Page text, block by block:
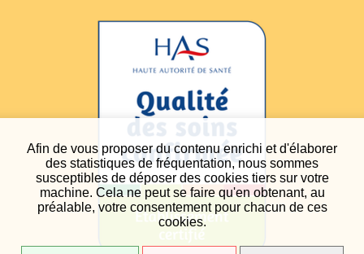
Afin de vous proposer du contenu enrichi et d'élaborer
des statistiques de fréquentation, nous sommes
susceptibles de déposer des cookies tiers sur votre
machine. Cela ne peut se faire qu'en obtenant, au
préalable, votre consentement pour chacun de ces
cookies.